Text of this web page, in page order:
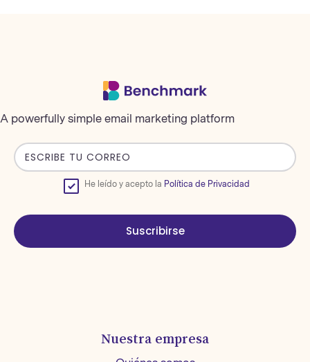
A powerfully simple email marketing platform
He leído y acepto la Política de Privacidad
Suscribirse
Nuestra empresa